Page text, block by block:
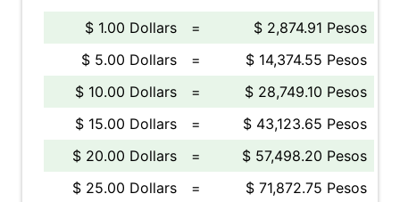
$ 1.00 Dollars =
$ 2,874.91 Pesos
$ 5.00 Dollars
=
$ 14,374.55 Pesos
$ 10.00 Dollars
=
$ 28,749.10 Pesos
$ 15.00 Dollars
=
$ 43,123.65 Pesos
$ 20.00 Dollars
=
$ 57,498.20 Pesos
$ 25.00 Dollars
=
$ 71,872.75 Pesos